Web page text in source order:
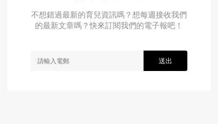
不想錯過最新的育兒資訊嗎？想每週接收我們
的最新文章嗎？快來訂閱我們的電子報吧！
送出